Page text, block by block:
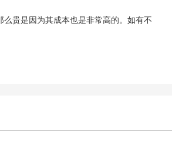
贵是因为其成本也是非常高的。如有不